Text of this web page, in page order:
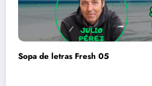
Sopa de letras Fresh 05